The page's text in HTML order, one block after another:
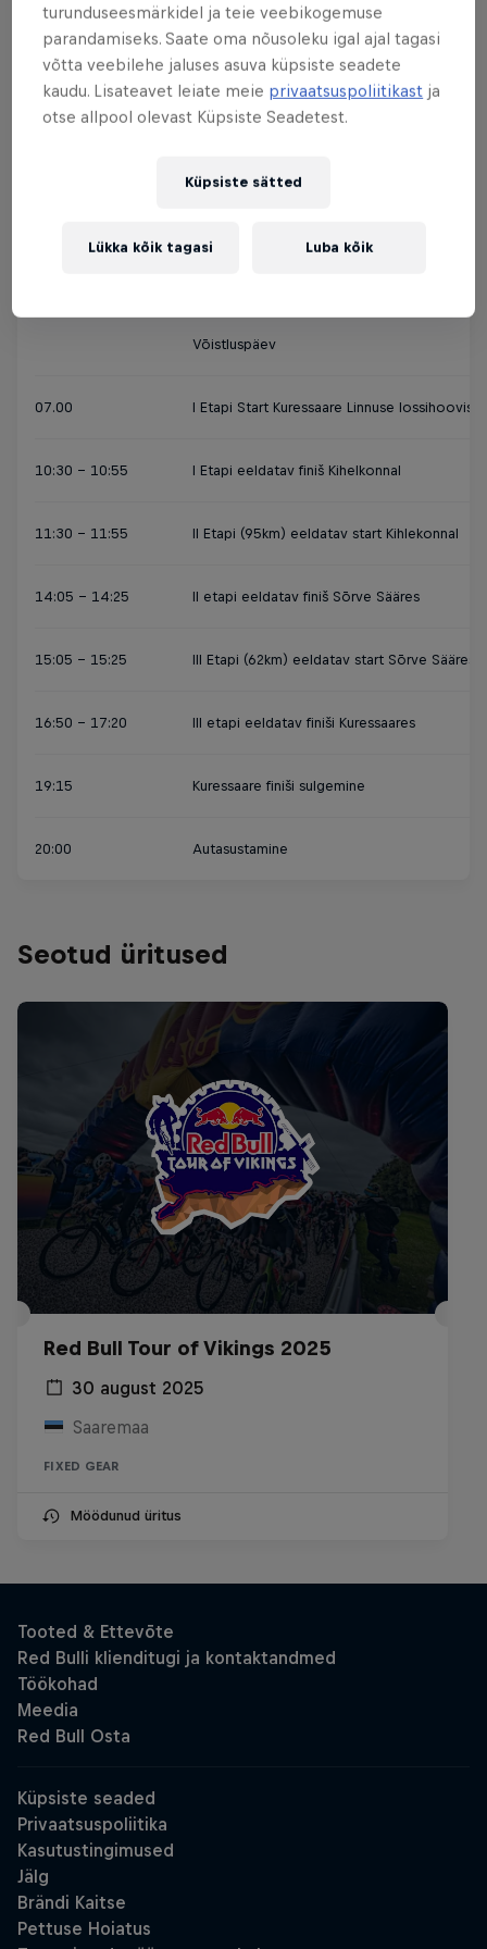
08.09.2023 REEDE
17:00 – 20:00 Võistlusmaterjalide väljastamine Meri Spa
20:00-21:30 The Feast of Vikings / Õhtusöök
Võistlejate koosolek / Infotund
Võistluspäev
07.00 I Etapi Start Kuressaare Linnuse
10:30 - 10:55 I Etapi eeldatav finiš Kihelkonnal
11:30 - 11:55 II Etapi (95km) eeldatav start Kihlekonnal
14:05 - 14:25 II etapi eeldatav finiš Sõrve Sääres
15:05 - 15:25 III Etapi (62km) eeldatav start Sõrve Sääres
16:50 - 17:20 III etapi eeldatav finiši Kuressaares
19:15 Kuressaare finiši sulgemine
20:00 Autasustamine
Seotud üritused
Red Bull Tour of Vikings 2025
30 august 2025
Saaremaa
FIXED GEAR
Möödunud üritus
turunduseesmärkidel ja teie veebikogemuse
parandamiseks. Saate oma nõusoleku igal ajal tagasi
võtta veebilehe jaluses asuva küpsiste seadete
kaudu. Lisateavet leiate meie privaatsuspoliitikast ja
otse allpool olevast Küpsiste Seadetest.
Küpsiste sätted
Lükka kõik tagasi Luba kõik